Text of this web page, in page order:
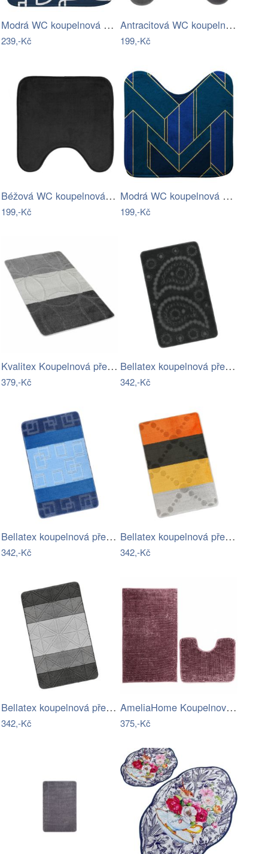
Modrá WC koupelnová předložka 45x45 cm…
239,-Kč
Antracitová WC koupelnová předložka…
199,-Kč
Béžová WC koupelnová předložka 45x45 cm…
199,-Kč
Modrá WC koupelnová předložka 45x45 cm…
199,-Kč
Kvalitex Koupelnová předložka Geometrie…
379,-Kč
Bellatex koupelnová předložka BANY…
342,-Kč
Bellatex koupelnová předložka BANY…
342,-Kč
Bellatex koupelnová předložka BANY…
342,-Kč
Bellatex koupelnová předložka BANY…
342,-Kč
AmeliaHome Koupelnová sada koberců Bati…
375,-Kč